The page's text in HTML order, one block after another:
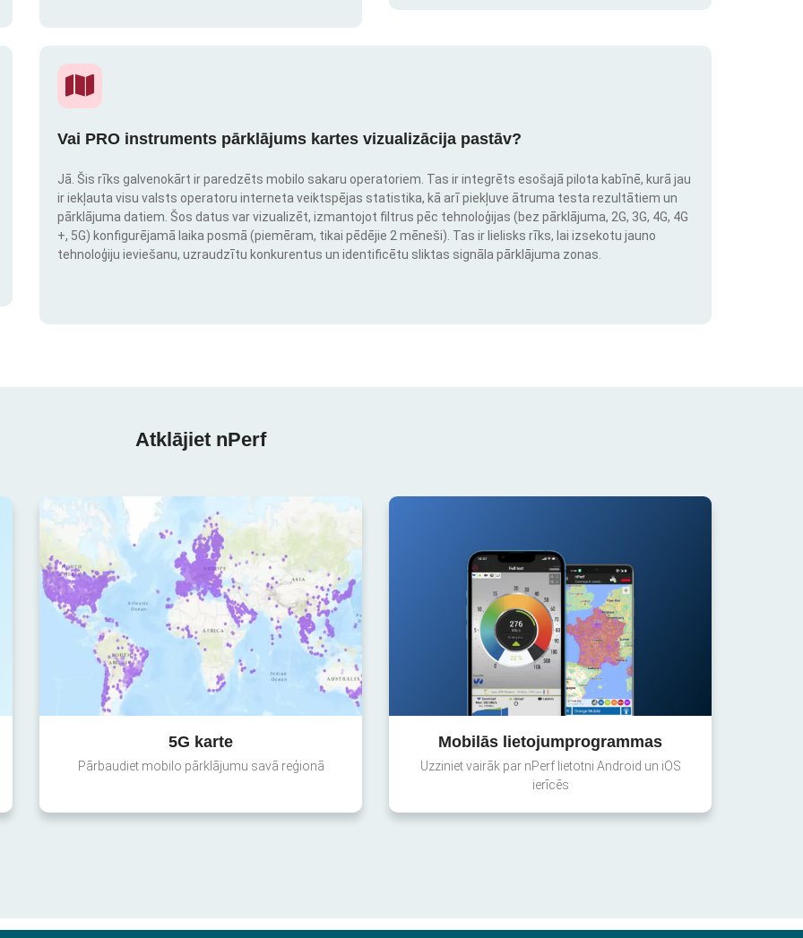
Vai PRO instruments pārklājums kartes vizualizācija pastāv?
Jā. Šis rīks galvenokārt ir paredzēts mobilo sakaru operatoriem. Tas ir integrēts esošajā pilota kabīnē, kurā jau
ir iekļauta visu valsts operatoru interneta veiktspējas statistika, kā arī piekļuve ātruma testa rezultātiem un
pārklājuma datiem. Šos datus var vizualizēt, izmantojot filtrus pēc tehnoloģijas (bez pārklājuma, 2G, 3G, 4G, 4G
+, 5G) konfigurējamā laika posmā (piemēram, tikai pēdējie 2 mēneši). Tas ir lielisks rīks, lai izsekotu jauno
tehnoloģiju ieviešanu, uzraudzītu konkurentus un identificētu sliktas signāla pārklājuma zonas.
Atklājiet nPerf
5G karte
Pārbaudiet mobilo pārklājumu savā reģionā
Mobilās lietojumprogrammas
Uzziniet vairāk par nPerf lietotni Android un iOS
ierīcēs